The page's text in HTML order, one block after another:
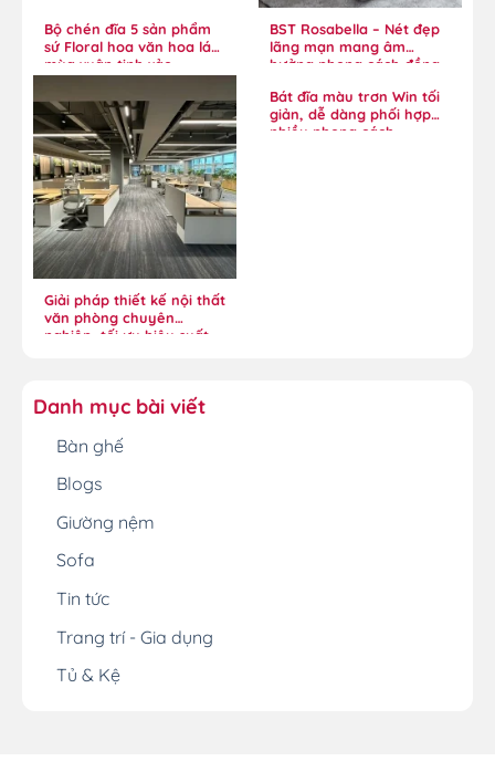
Bộ chén đĩa 5 sản phẩm
sứ Floral hoa văn hoa lá
mùa xuân tinh xảo
BST Rosabella – Nét đẹp
lãng mạn mang âm
hưởng phong cách đồng
Giải pháp thiết kế nội thất
văn phòng chuyên
nghiệp, tối ưu hiệu suất
Bát đĩa màu trơn Win tối
giản, dễ dàng phối hợp
nhiều phong cách
Danh mục bài viết
Bàn ghế
Blogs
Giường nệm
Sofa
Tin tức
Trang trí - Gia dụng
Tủ & Kệ